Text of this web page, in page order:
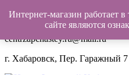
+7(962)503-00-25
centrzapchastey.ru@mail.ru
г. Хабаровск, Пер. Гаражный 7
Интернет-магазин работает
сайте являются